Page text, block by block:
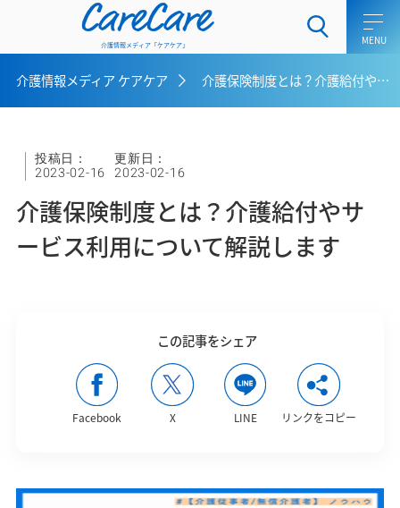
CareCare
介護情報メディア「ケアケア」
ホーム
介護士向けコラム
一般介護向けコラム
ケアラー向けコラム
お問い合わせ
介護情報メディア ケアケア 介護保険制度とは？介護給付やサービス利用について解説します
投稿日：
2023-02-16
更新日：
2023-02-16
介護保険制度とは？介護給付やサ
ービス利用について解説します
この記事をシェア
Facebook X LINE リンクをコピー